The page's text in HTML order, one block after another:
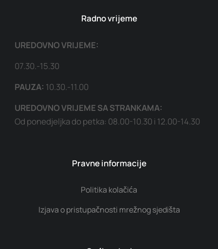
Radno vrijeme
UREDOVNO VRIJEME:
07.30.-15.30
PAUZA: 10.30.-11.00
UREDOVNO VRIJEME SA STRANKAMA:
Od ponedjeljka do petka: 08.00-10.30 i 12.00-14.30
Pravne informacije
Politika kolačića
Izjava o pristupačnosti mrežnog sjedišta